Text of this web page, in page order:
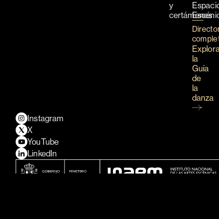
y
certámenes
la
Guía
de
la
danza
Instagram
X
YouTube
LinkedIn